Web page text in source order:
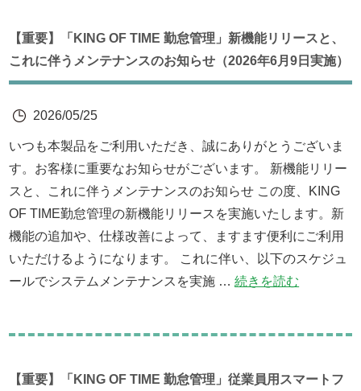
【重要】「KING OF TIME 勤怠管理」新機能リリースと、
これに伴うメンテナンスのお知らせ（2026年6月9日実施）
2026/05/25
いつも本製品をご利用いただき、誠にありがとうございま
す。お客様に重要なお知らせがございます。 新機能リリー
スと、これに伴うメンテナンスのお知らせ この度、KING
OF TIME勤怠管理の新機能リリースを実施いたします。新
機能の追加や、仕様改善によって、ますます便利にご利用
いただけるようになります。 これに伴い、以下のスケジュ
ールでシステムメンテナンスを実施 …続きを読む
【重要】「KING OF TIME 勤怠管理」従業員用スマートフ